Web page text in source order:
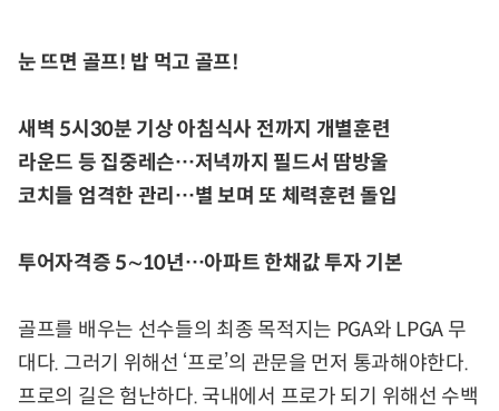
눈 뜨면 골프! 밥 먹고 골프!
새벽 5시30분 기상 아침식사 전까지 개별훈련
라운드 등 집중레슨…저녁까지 필드서 땀방울
코치들 엄격한 관리…별 보며 또 체력훈련 돌입
투어자격증 5∼10년…아파트 한채값 투자 기본
골프를 배우는 선수들의 최종 목적지는 PGA와 LPGA 무
대다. 그러기 위해선 ‘프로’의 관문을 먼저 통과해야한다.
프로의 길은 험난하다. 국내에서 프로가 되기 위해선 수백